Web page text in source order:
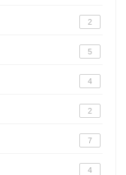
2
5
4
2
7
4